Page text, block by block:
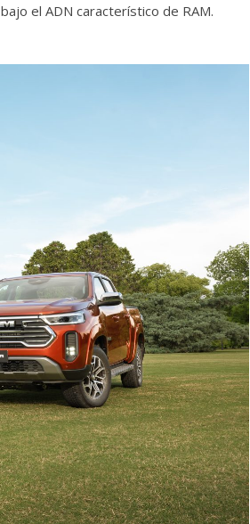
el ADN característico de RAM.